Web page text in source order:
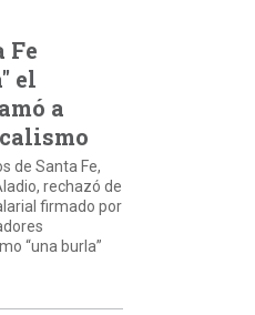
Fe
el
a
de Santa Fe,
rechazó de
firmado por
“una burla”